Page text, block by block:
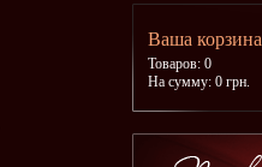
Ваша корзина
Товаров: 0
На сумму: 0 грн.